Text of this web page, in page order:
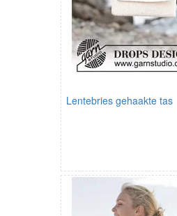
Lentebries gehaakte tas